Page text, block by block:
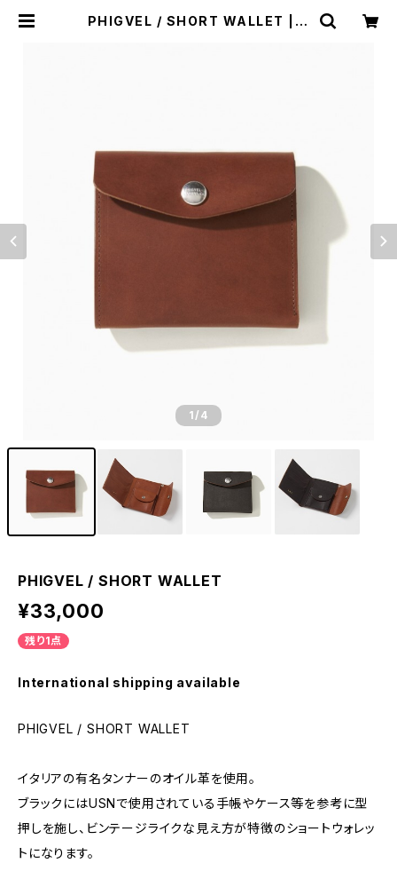
PHIGVEL / SHORT WALLET | H
1/4
PHIGVEL / SHORT WALLET
¥33,000
残り1点
International shipping available
PHIGVEL / SHORT WALLET
イタリアの有名タンナーのオイル革を使用。
ブラックにはUSNで使用されている手帳やケース等を参考に型
押しを施し、ビンテージライクな見え方が特徴のショートウォレッ
トになります。